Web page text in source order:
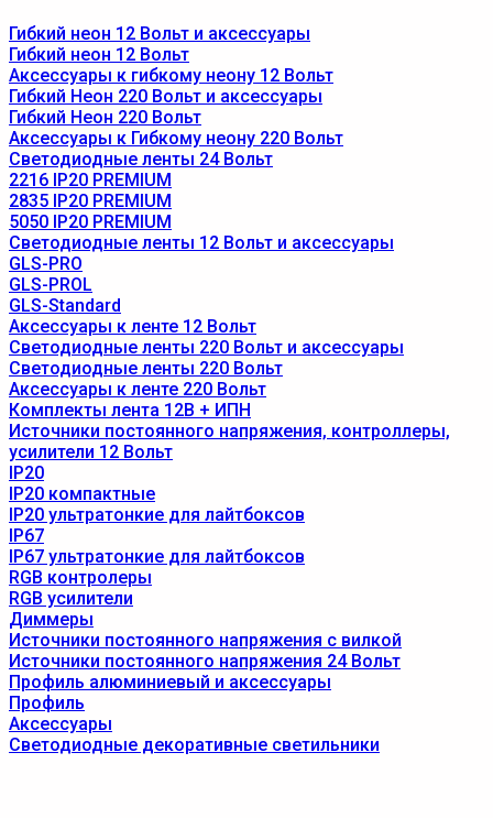
Гибкий неон 12 Вольт и аксессуары
Гибкий неон 12 Вольт
Аксессуары к гибкому неону 12 Вольт
Гибкий Неон 220 Вольт и аксессуары
Гибкий Неон 220 Вольт
Аксессуары к Гибкому неону 220 Вольт
Светодиодные ленты 24 Вольт
2216 IP20 PREMIUM
2835 IP20 PREMIUM
5050 IP20 PREMIUM
Светодиодные ленты 12 Вольт и аксессуары
GLS-PRO
GLS-PROL
GLS-Standard
Аксессуары к ленте 12 Вольт
Светодиодные ленты 220 Вольт и аксессуары
Светодиодные ленты 220 Вольт
Аксессуары к ленте 220 Вольт
Комплекты лента 12В + ИПН
Источники постоянного напряжения, контроллеры,
усилители 12 Вольт
IP20
IP20 компактные
IP20 ультратонкие для лайтбоксов
IP67
IP67 ультратонкие для лайтбоксов
RGB контролеры
RGB усилители
Диммеры
Источники постоянного напряжения с вилкой
Источники постоянного напряжения 24 Вольт
Профиль алюминиевый и аксессуары
Профиль
Аксессуары
Светодиодные декоративные светильники